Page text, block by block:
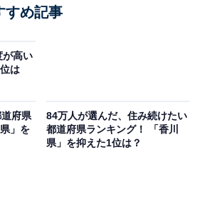
ぎわいます。
で季節の花々が咲く散歩道もあ
局も徒歩圏内にあり、住みやす
よく都会で程よく自然もある」な
すめ記事
が高い
は
道府県
」を
84万人が選んだ、住み続けたい
都道府県ランキング！ 「香川
県」を抑えた1位は？